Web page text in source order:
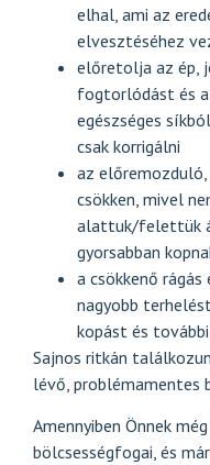
elhal, ami az
elvesztéséhez
előretolja az ép,
fogtorlódást és
egészséges
csak korrigálni
az
csökken, mivel
alattuk/felettük
gyorsabban
a csökkenő
nagyobb
kopást és
Sajnos ritkán
lévő, problémamentes
Amennyiben Önnek
bölcsességfogai, és